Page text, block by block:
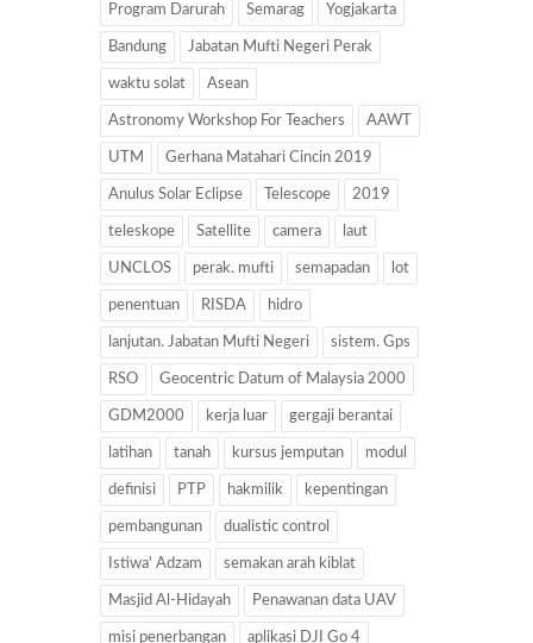
Program Darurah Semarag Yogjakarta
Bandung Jabatan Mufti Negeri Perak
waktu solat Asean
Astronomy Workshop For Teachers AAWT
UTM Gerhana Matahari Cincin 2019
Anulus Solar Eclipse Telescope 2019
teleskope Satellite camera laut
UNCLOS perak. mufti semapadan lot
penentuan RISDA hidro
lanjutan. Jabatan Mufti Negeri sistem. Gps
RSO Geocentric Datum of Malaysia 2000
GDM2000 kerja luar gergaji berantai
latihan tanah kursus jemputan modul
definisi PTP hakmilik kepentingan
pembangunan dualistic control
Istiwa' Adzam semakan arah kiblat
Masjid Al-Hidayah Penawanan data UAV
misi penerbangan aplikasi DJI Go 4